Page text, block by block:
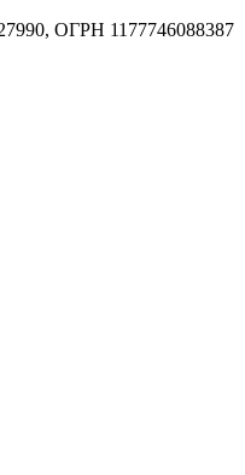
ОГРН 1177746088387